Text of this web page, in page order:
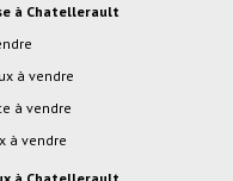
à Chatellerault
à vendre
à vendre
à vendre